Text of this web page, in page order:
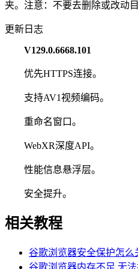
夹。注意：不要去删除或改动
更新日志
V129.0.6668.101
优先HTTPS连接。
支持AV1视频编码。
重命名窗口。
WebXR深度API。
性能信息悬浮层。
安全提升。
相关教程
谷歌浏览器安全保护怎么